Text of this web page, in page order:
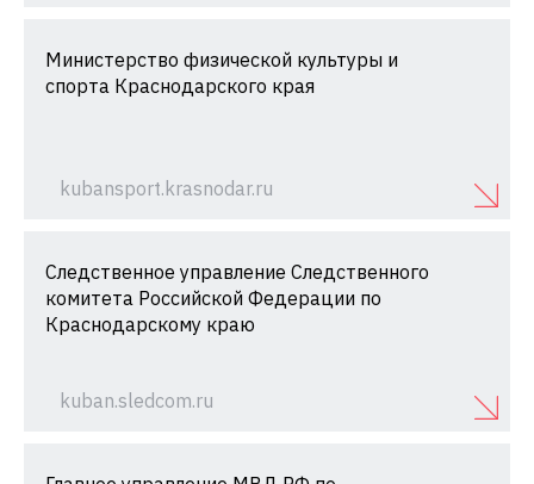
Министерство физической культуры и
спорта Краснодарского края
kubansport.krasnodar.ru
Следственное управление Следственного
комитета Российской Федерации по
Краснодарскому краю
kuban.sledcom.ru